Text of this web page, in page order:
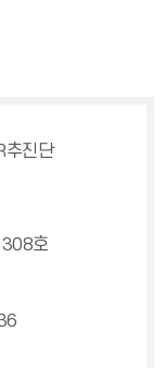
추진단
308호